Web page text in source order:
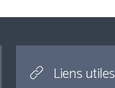
Liens utiles